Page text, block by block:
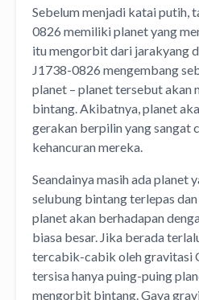
Sebelum menjadi katai putih,
0826 memiliki planet yang
itu mengorbit dari jarakyang
J1738-0826 mengembang
planet – planet tersebut akan
bintang. Akibatnya, planet
gerakan berpilin yang sangat
kehancuran mereka.
Seandainya masih ada planet
selubung bintang terlepas
planet akan berhadapan
biasa besar. Jika berada
tercabik-cabik oleh gravitasi
tersisa hanya puing-puing
mengorbit bintang. Gaya